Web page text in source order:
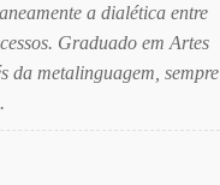
a dialética entre
Graduado em Artes
da metalinguagem, sempre